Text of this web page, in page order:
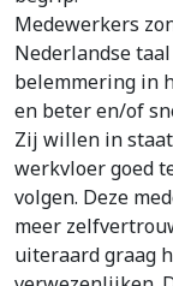
Medewerkers
Nederlandse
belemmering in
en beter en/of
Zij willen in
werkvloer goed
volgen. Deze
meer
uiteraard graag